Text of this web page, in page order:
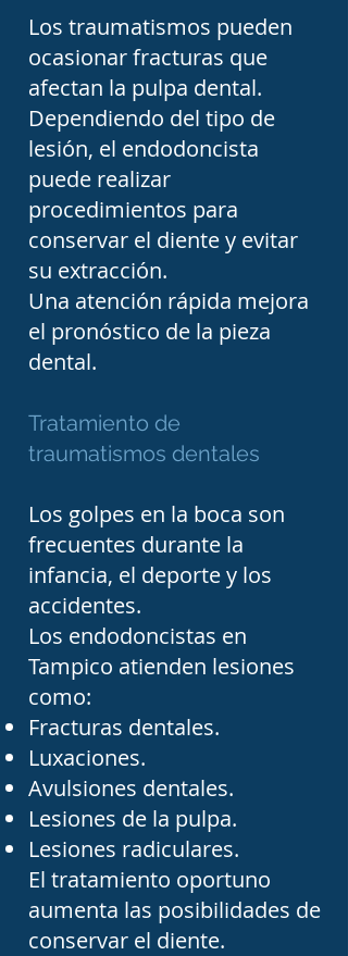
endodoncistas en
Tampico, Ciudad Madero y
Altamira, conocer sus
datos de contacto y
encontrar especialistas con
experiencia en tratamiento
de conductos, endodoncia,
dolor de muelas, infección
del nervio dental, abscesos
dentales, retratamiento de
conductos, apicectomía,
traumatismos dentales,
sensibilidad dental, caries
de dientes naturales.
Nuestro objetivo es
facilitar la búsqueda de
atención odontológica
especializada para
ayudarte a mantener una
adecuada salud bucal y
preservar tus dientes el
mayor tiempo posible.
Los traumatismos pueden
ocasionar fracturas que
afectan la pulpa dental.
Dependiendo del tipo de
lesión, el endodoncista
puede realizar
procedimientos para
conservar el diente y evitar
su extracción.
Una atención rápida mejora
el pronóstico de la pieza
dental.
Tratamiento de
traumatismos dentales
Los golpes en la boca son
frecuentes durante la
infancia, el deporte y los
accidentes.
Los endodoncistas en
Tampico atienden lesiones
como:
Fracturas dentales.
Luxaciones.
Avulsiones dentales.
Lesiones de la pulpa.
Lesiones radiculares.
El tratamiento oportuno
aumenta las posibilidades de
conservar el diente.